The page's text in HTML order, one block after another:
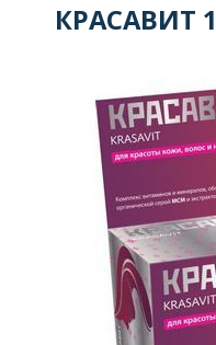
КРАСАВИТ